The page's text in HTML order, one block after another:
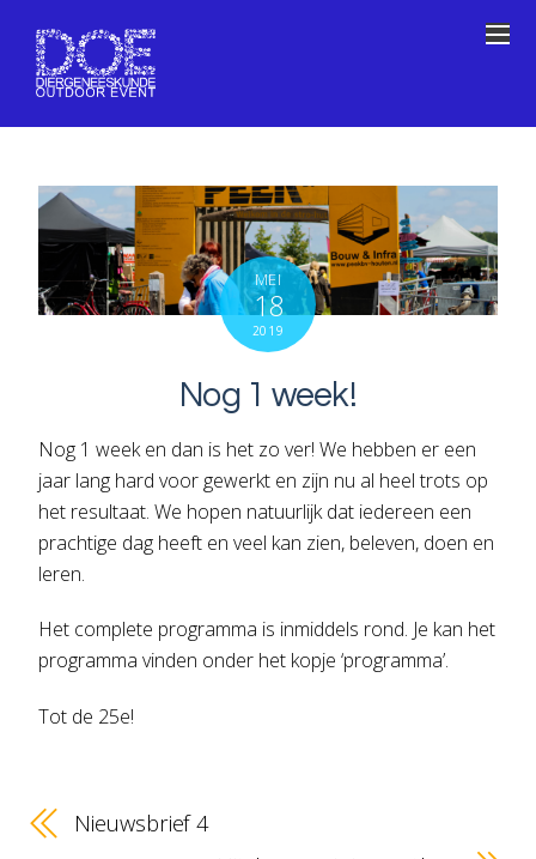
MEI
18
2019
Nog 1 week!
Nog 1 week en dan is het zo ver! We hebben er een
jaar lang hard voor gewerkt en zijn nu al heel trots op
het resultaat. We hopen natuurlijk dat iedereen een
prachtige dag heeft en veel kan zien, beleven, doen en
leren.
Het complete programma is inmiddels rond. Je kan het
programma vinden onder het kopje ‘programma’.
Tot de 25e!
Nieuwsbrief 4